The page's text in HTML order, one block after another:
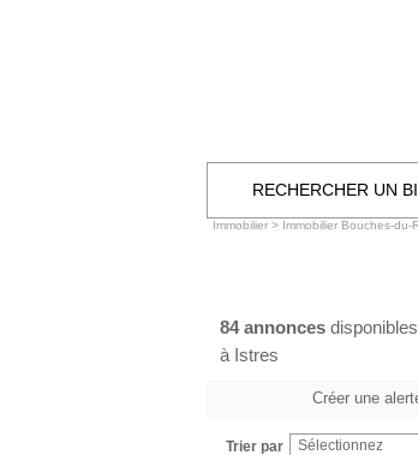
RECHERCHER UN
Immobilier > Immobilier Bouches-du-
84 annonces
à Istres
Créer une
Trier par Sélectionnez